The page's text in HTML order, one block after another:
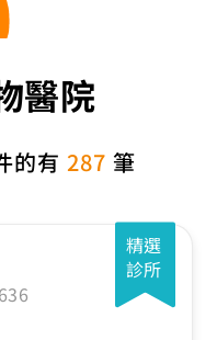
醫院
的有 287 筆
精選
診所